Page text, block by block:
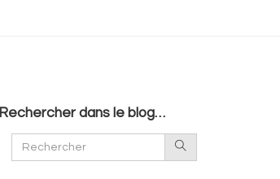
Rechercher dans le blog…